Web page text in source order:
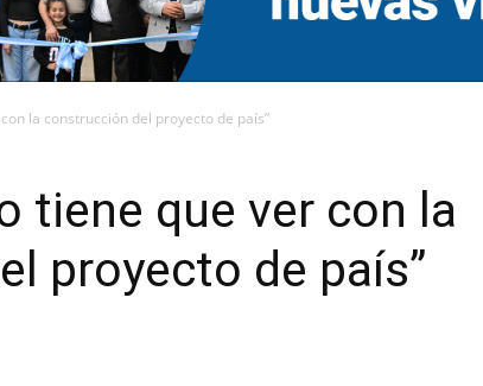
la construcción del proyecto de país”
tiene que ver con la
proyecto de país”